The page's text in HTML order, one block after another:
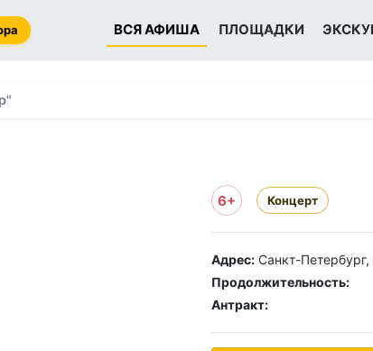
ВСЯ АФИША ПЛОЩАДКИ
6+ Концерт
Адрес: Санкт-
Продолжительность:
Антракт: